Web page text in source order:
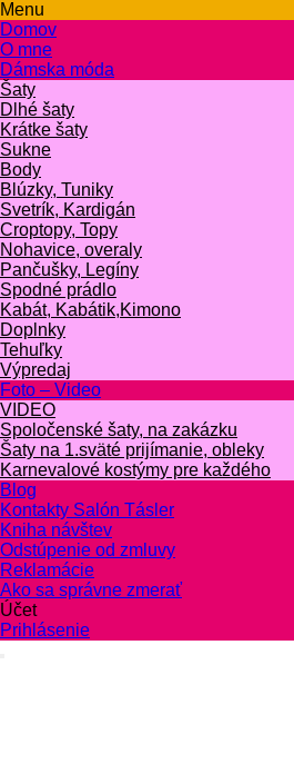
Menu
Domov
O mne
Dámska móda
Šaty
Dlhé šaty
Krátke šaty
Sukne
Body
Blúzky, Tuniky
Svetrík, Kardigán
Croptopy, Topy
Nohavice, overaly
Pančušky, Legíny
Spodné prádlo
Kabát, Kabátik,Kimono
Doplnky
Tehuľky
Výpredaj
Foto – Video
VIDEO
Spoločenské šaty, na zakázku
Šaty na 1.sväté prijímanie, obleky
Karnevalové kostýmy pre každého
Blog
Kontakty Salón Tásler
Kniha návštev
Odstúpenie od zmluvy
Reklamácie
Ako sa správne zmerať
Účet
Prihlásenie